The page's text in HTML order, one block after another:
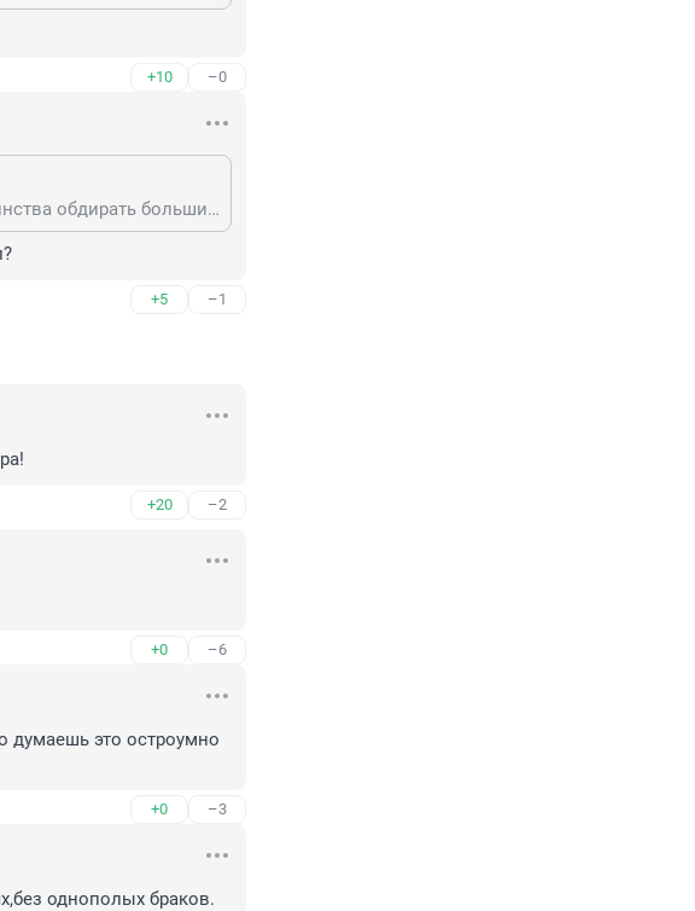
+10 –0
Демократия - это фикция, на самом деле - способ меньшинства обдирать большинство. Не усвоил до сих пор?
+5 –1
+20 –2
+0 –6
думаешь это остроумно
+0 –3
однополых браков.